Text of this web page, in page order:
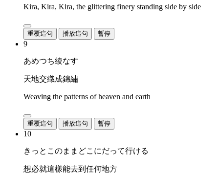
Kira, Kira, Kira, the glittering finery standing side by side
重覆這句 播放這句 暫停
9
あめつち綾なす
天地交織成錦繡
Weaving the patterns of heaven and earth
重覆這句 播放這句 暫停
10
きっとこのままどこにだって行ける
想必就這樣能去到任何地方